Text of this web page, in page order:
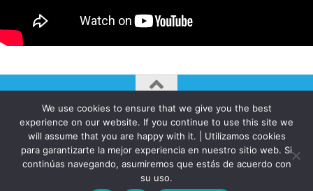
AUTOGIRO/el giro del arte actual © JAVIER MARTINEZ 2026. All
Rights Reserved.
Funciona con - Diseñado con elTema Hueman
We use cookies to ensure that we give you the best
experience on our website. If you continue to use this site we
will assume that you are happy with it. | Utilizamos cookies
para garantizarte la mejor experiencia en nuestro sitio web. Si
continúas navegando, asumiremos que estás de acuerdo con
su uso.